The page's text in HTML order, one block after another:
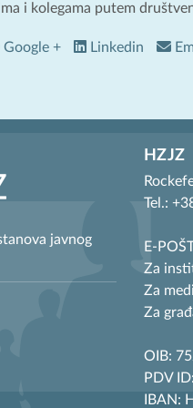
i kolegama putem
Google + Linkedin
javnog
HZJZ
Tel.:
E-
Za
Za
Za
OIB:
PDV
IBAN: